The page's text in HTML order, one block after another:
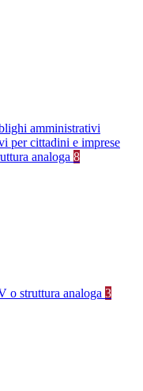
amministrativi
per cittadini e imprese
analoga 8
o struttura analoga 3